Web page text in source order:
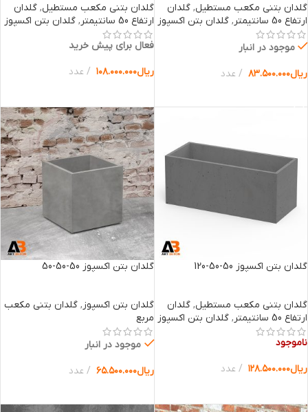
گلدان بتنی مکعب مستطیل, گلدان
ارتفاع 50 سانتیمتر
, گلدان بتن اکسپوز
موجود در انبار
ریال۸۳.۵۰۰.۰۰۰ عدد
گلدان بتنی مکعب مستطیل, گلدان
ارتفاع 50 سانتیمتر
, گلدان بتن اکسپوز
فعال برای پیش خرید
ریال۱۰۸.۰۰۰.۰۰۰ عدد
گلدان بتن اکسپوز 50-50-120
گلدان بتنی مکعب مستطیل, گلدان
ارتفاع 50 سانتیمتر
, گلدان بتن اکسپوز
ناموجود
ریال۱۲۸.۵۰۰.۰۰۰ عدد
گلدان بتن اکسپوز 50-50-50
گلدان بتن اکسپوز, گلدان بتنی مکعب
مربع
موجود در انبار
ریال۶۵.۵۰۰.۰۰۰ عدد